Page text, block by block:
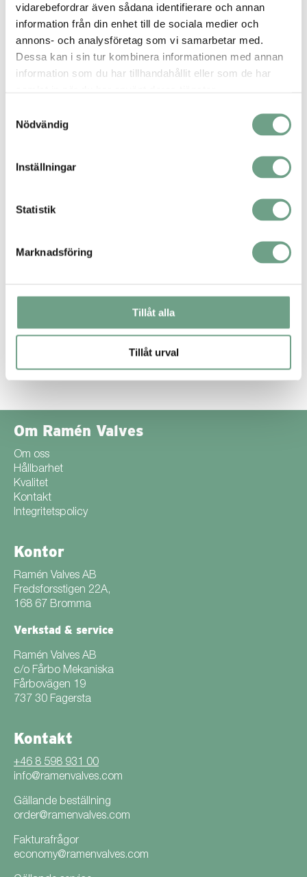
vidarebefordrar även sådana identifierare och annan
information från din enhet till de sociala medier och
annons- och analysföretag som vi samarbetar med.
Dessa kan i sin tur kombinera informationen med annan
information som du har tillhandahållit eller som de har
Nödvändig
Inställningar
Statistik
Marknadsföring
Tillåt alla
Tillåt urval
Fördelar i drift
Denna design gör det möjligt att använda mjuka tätningar
även för slitande media och uppnå läckageklass 6 för
utmärkt sätestäthet i applikationer där traditionella ventilsäten
Om Ramén Valves
Om oss
Hållbarhet
Kvalitet
Kontakt
Integritetspolicy
Kontor
Ramén Valves AB
Fredsforsstigen 22A,
168 67 Bromma
Verkstad & service
Ramén Valves AB
c/o Fårbo Mekaniska
Fårbovägen 19
737 30 Fagersta
Kontakt
+46 8 598 931 00
info@ramenvalves.com
Gällande beställning
order@ramenvalves.com
Fakturafrågor
economy@ramenvalves.com